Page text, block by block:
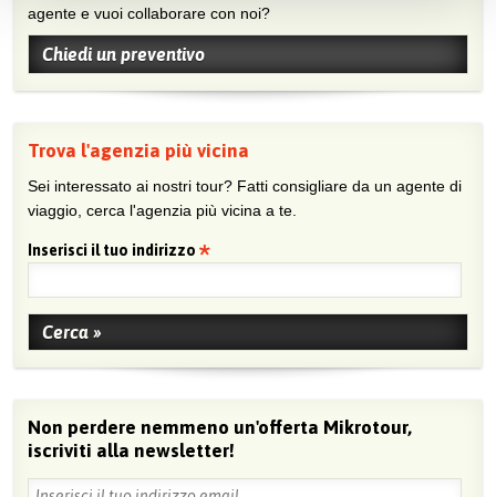
agente e vuoi collaborare con noi?
Chiedi un preventivo
Trova l'agenzia più vicina
Sei interessato ai nostri tour? Fatti consigliare da un agente di
viaggio, cerca l'agenzia più vicina a te.
Inserisci il tuo indirizzo
Non perdere nemmeno un'offerta Mikrotour,
iscriviti alla newsletter!